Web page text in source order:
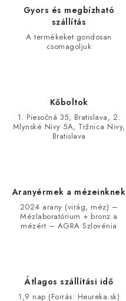
Gyors és megbízható
szállítás
A termékeket gondosan
csomagoljuk
Kőboltok
1. Piesočná 35, Bratislava, 2.
Mlynské Nivy 5A, Tržnica Nivy,
Bratislava
Aranyérmek a mézeinknek
2024 arany (virág, méz) –
Mézlaboratórium + bronz a
mézért – AGRA Szlovénia
Átlagos szállítási idő
1,9 nap (Forrás: Heureka.sk)